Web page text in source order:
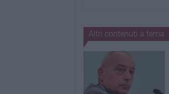
Altri contenuti a tema